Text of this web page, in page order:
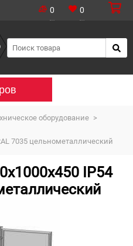
0 0
оборудование >
7035 цельнометаллический
IP54